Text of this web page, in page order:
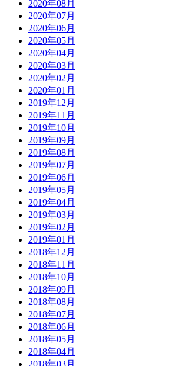
2020年08月
2020年07月
2020年06月
2020年05月
2020年04月
2020年03月
2020年02月
2020年01月
2019年12月
2019年11月
2019年10月
2019年09月
2019年08月
2019年07月
2019年06月
2019年05月
2019年04月
2019年03月
2019年02月
2019年01月
2018年12月
2018年11月
2018年10月
2018年09月
2018年08月
2018年07月
2018年06月
2018年05月
2018年04月
2018年03月